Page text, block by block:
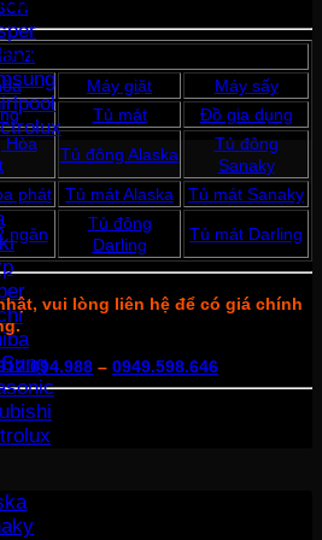
kiếm nhiều nhất
Máy giặt
Máy sấy
Tủ mát Đồ gia dụng
Hòa
Tủ đông Alaska
Tủ đông
Sanaky
phát Tủ mát Alaska
Tủ mát Sanaky
ngăn
Tủ đông
Darling
Tủ mát Darling
vui lòng liên hệ để có giá chính
– 0949.598.646